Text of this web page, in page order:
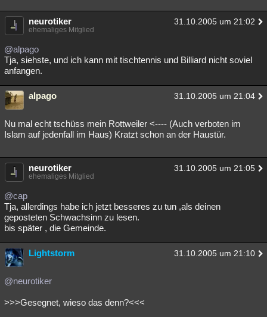
neurotiker 31.10.2005 um 21:02
ehemaliges Mitglied
@alpago
Tja, siehste, und ich kann mit tischtennis und Billiard nicht soviel
anfangen.
alpago 31.10.2005 um 21:04
Nu mal echt tschüss mein Rottweiler <---- (Auch verboten im
Islam auf jedenfall im Haus) Kratzt schon an der Haustür.
neurotiker 31.10.2005 um 21:05
ehemaliges Mitglied
@cap
Tja, allerdings habe ich jetzt besseres zu tun ,als deinen
geposteten Schwachsinn zu lesen.
bis später , die Gemeinde.
Lightstorm 31.10.2005 um 21:10
@neurotiker
>>>Gesegnet, wieso das denn?<<<